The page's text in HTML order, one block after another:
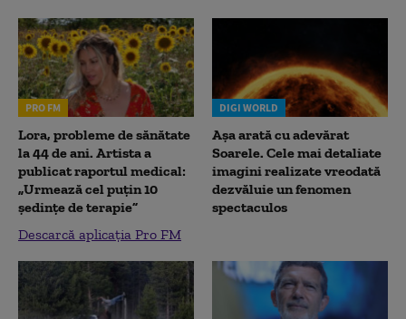
PRO FM
Lora, probleme de sănătate
la 44 de ani. Artista a
publicat raportul medical:
„Urmează cel puțin 10
ședințe de terapie”
Descarcă aplicația Pro FM
DIGI WORLD
Așa arată cu adevărat
Soarele. Cele mai detaliate
imagini realizate vreodată
dezvăluie un fenomen
spectaculos